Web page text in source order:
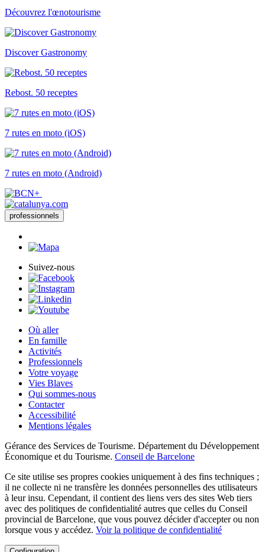
Découvrez l'œnotourisme
Discover Gastronomy
Rebost. 50 receptes
7 rutes en moto (iOS)
7 rutes en moto (Android)
professionnels
Suivez-nous
Où aller
En famille
Activités
Professionnels
Votre voyage
Vies Blaves
Qui sommes-nous
Contacter
Accessibilité
Mentions légales
Gérance des Services de Tourisme. Département du Développement
Économique et du Tourisme. Conseil de Barcelone
Ce site utilise ses propres cookies uniquement à des fins techniques ;
il ne collecte ni ne transfère les données personnelles des utilisateurs
à leur insu. Cependant, il contient des liens vers des sites Web tiers
avec des politiques de confidentialité autres que celles du Conseil
provincial de Barcelone, que vous pouvez décider d'accepter ou non
lorsque vous y accédez. Voir la politique de confidentialité